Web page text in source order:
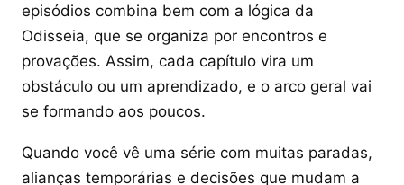
episódios combina bem com a lógica da
Odisseia, que se organiza por encontros e
provações. Assim, cada capítulo vira um
obstáculo ou um aprendizado, e o arco geral vai
se formando aos poucos.
Quando você vê uma série com muitas paradas,
alianças temporárias e decisões que mudam a